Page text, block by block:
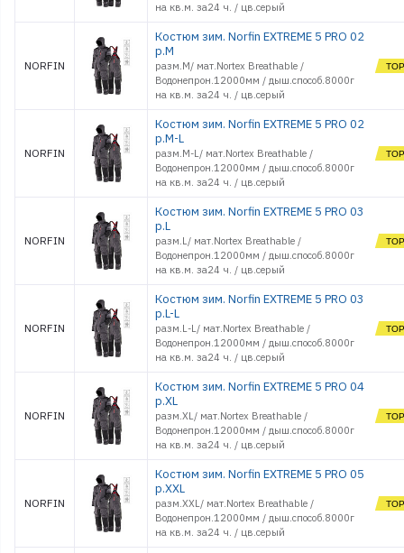
Обувь
Очки
Палатки, Тенты, Зонты
Поводки
Подсачеки, садки
Приманки джиговые
Приманки морские
силиконовые
Приманки
силиконовые
Принадлежности
походные
Рекламные товары
Санки
Светлячки
Спальники
Спасжилеты
Стенды и
оборудование
Сторожки, кивки,
шестики
Емкости
Удочки зимние
Чехлы и Тубусы
на кв.м. за24 ч. / цв.серый
NORFIN
Костюм зим. Norfin EXTREME 5 PRO 02
р.M
разм.M/ мат.Nortex Breathable /
Водонепрон.12000мм / дыш.способ.8000г
на кв.м. за24 ч. / цв.серый
NORFIN
Костюм зим. Norfin EXTREME 5 PRO 02
р.M-L
разм.M-L/ мат.Nortex Breathable /
Водонепрон.12000мм / дыш.способ.8000г
на кв.м. за24 ч. / цв.серый
NORFIN
Костюм зим. Norfin EXTREME 5 PRO 03
р.L
разм.L/ мат.Nortex Breathable /
Водонепрон.12000мм / дыш.способ.8000г
на кв.м. за24 ч. / цв.серый
NORFIN
Костюм зим. Norfin EXTREME 5 PRO 03
р.L-L
разм.L-L/ мат.Nortex Breathable /
Водонепрон.12000мм / дыш.способ.8000г
на кв.м. за24 ч. / цв.серый
NORFIN
Костюм зим. Norfin EXTREME 5 PRO 04
р.XL
разм.XL/ мат.Nortex Breathable /
Водонепрон.12000мм / дыш.способ.8000г
на кв.м. за24 ч. / цв.серый
NORFIN
Костюм зим. Norfin EXTREME 5 PRO 05
р.XXL
разм.XXL/ мат.Nortex Breathable /
Водонепрон.12000мм / дыш.способ.8000г
на кв.м. за24 ч. / цв.серый